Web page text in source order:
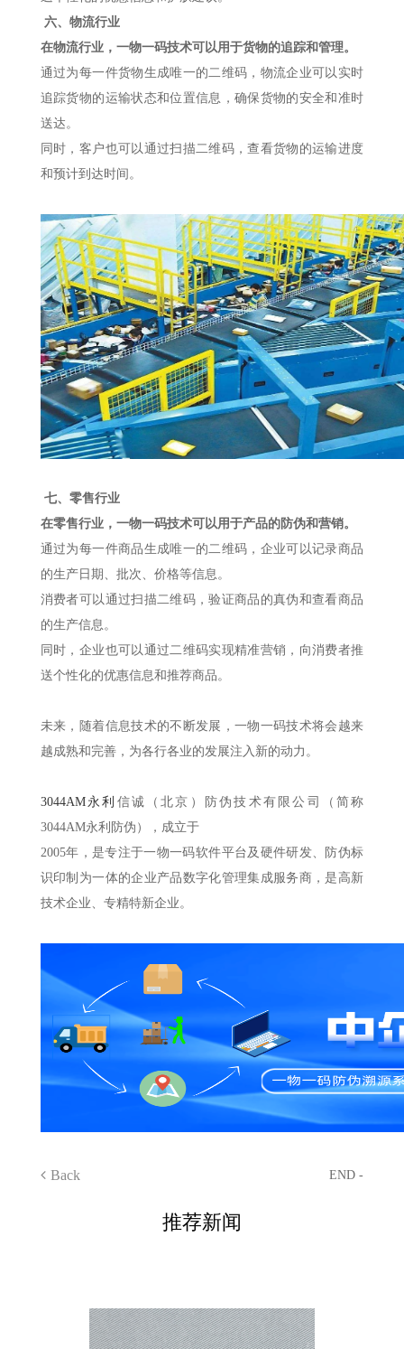
六、物流行业
在物流行业，一物一码技术可以用于货物的追踪和管理。
通过为每一件货物生成唯一的二维码，物流企业可以实时
追踪货物的运输状态和位置信息，确保货物的安全和准时
送达。
同时，客户也可以通过扫描二维码，查看货物的运输进度
和预计到达时间。
七、零售行业
在零售行业，一物一码技术可以用于产品的防伪和营销。
通过为每一件商品生成唯一的二维码，企业可以记录商品
的生产日期、批次、价格等信息。
消费者可以通过扫描二维码，验证商品的真伪和查看商品
的生产信息。
同时，企业也可以通过二维码实现精准营销，向消费者推
送个性化的优惠信息和推荐商品。
未来，随着信息技术的不断发展，一物一码技术将会越来
越成熟和完善，为各行各业的发展注入新的动力。
3044AM永利 信诚（北京）防伪技术有限公司（简称
3044AM永利防伪），成立于
2005年，是专注于一物一码软件平台及硬件研发、防伪标
识印制为一体的企业产品数字化管理集成服务商，是高新
技术企业、专精特新企业。
Back END -
推荐新闻